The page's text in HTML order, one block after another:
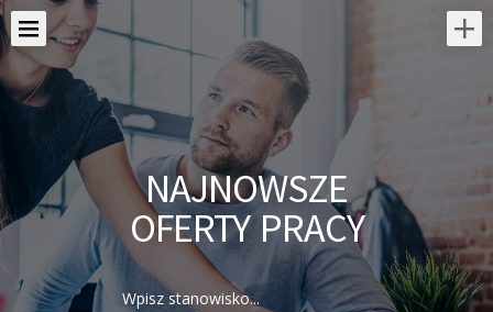
NAJNOWSZE
OFERTY PRACY